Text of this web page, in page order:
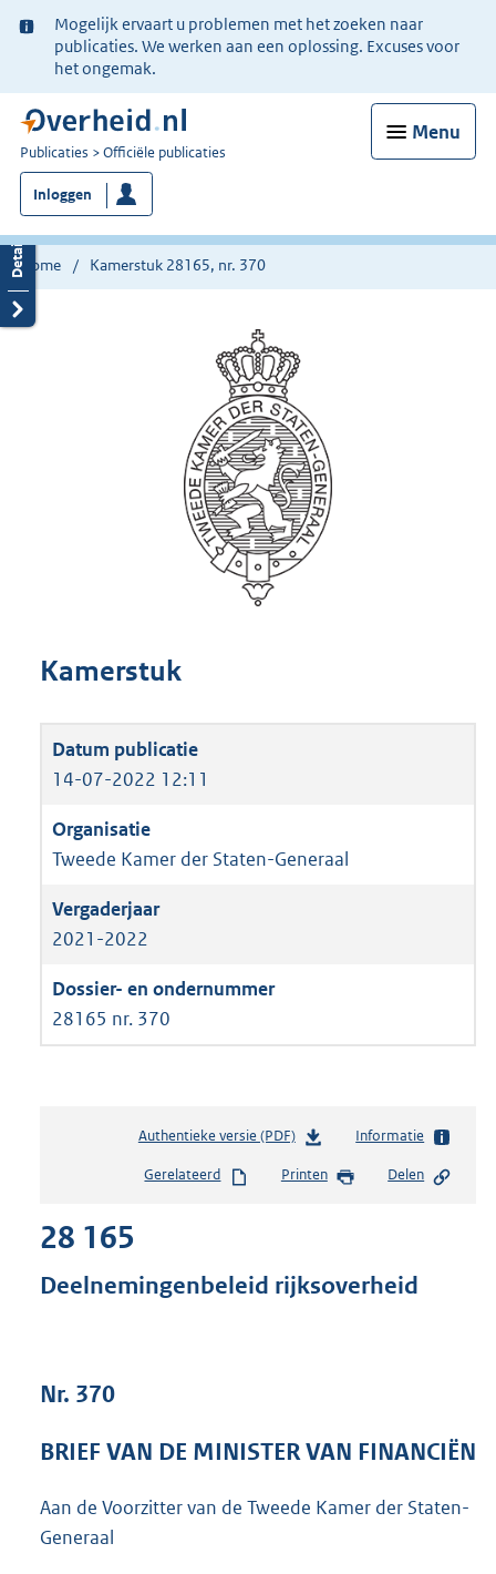
Ter
informatie:
Mogelijk ervaart u problemen met het zoeken naar
publicaties. We werken aan een oplossing. Excuses voor
het ongemak.
Menu
U
bent
nu
hier:
Publicaties Officiële publicaties
Inloggen
Home Kamerstuk 28165, nr. 370
Kamerstuk
14-07-2022 12:11
Tweede Kamer der Staten-Generaal
2021-2022
28165 nr. 370
Authentieke versie (PDF)b
s
d
s
e
4
Informatie
Gerelateerd Printen Delen
28 165
Deelnemingenbeleid rijksoverheid
Nr. 370
BRIEF VAN DE MINISTER VAN FINANCIËN
Aan de Voorzitter van de Tweede Kamer der Staten-
Generaal